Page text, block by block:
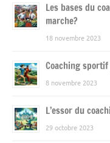
Les bases du
marche?
18 novembre 2023
Coaching
8 novembre 2023
L’essor du
29 octobre 2023